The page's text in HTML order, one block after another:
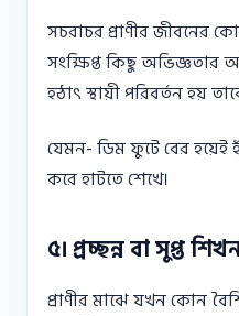
সচরাচর প্রাণীর জীবনের
সংক্ষিপ্ত কিছু অভিজ্ঞতার
হঠাৎ স্থায়ী পরিবর্তন হয়
যেমন- ডিম ফুটে বের হয়েই
করে হাটতে শেখে।
৫। প্রচ্ছন্ন বা সুপ্ত
প্রাণীর মাঝে যখন কোন